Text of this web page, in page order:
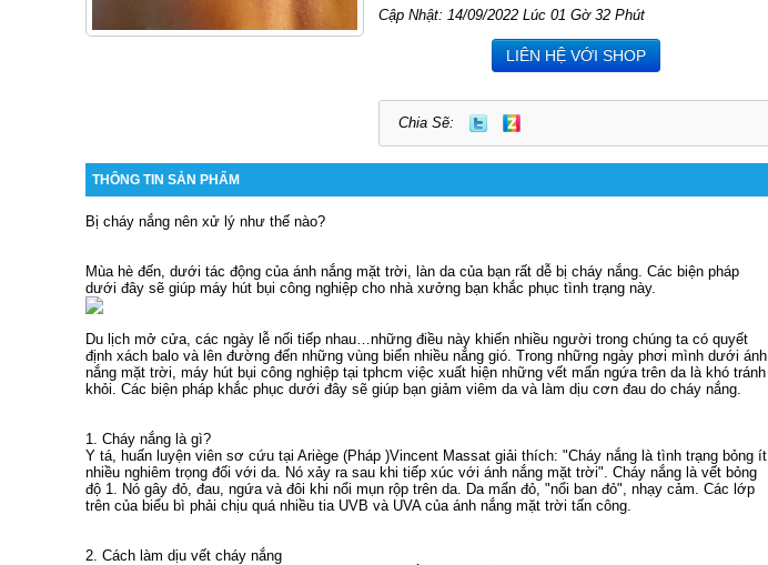
Cập Nhật: 14/09/2022 Lúc 01 Gờ 32 Phút
LIÊN HỆ VỚI SHOP
Chia Sẽ:
THÔNG TIN SẢN PHẨM
Bị cháy nắng nên xử lý như thế nào?
Mùa hè đến, dưới tác động của ánh nắng mặt trời, làn da của bạn rất dễ bị cháy nắng. Các biện pháp
dưới đây sẽ giúp máy hút bụi công nghiệp cho nhà xưởng bạn khắc phục tình trạng này.
Du lịch mở cửa, các ngày lễ nối tiếp nhau…những điều này khiến nhiều người trong chúng ta có quyết
định xách balo và lên đường đến những vùng biển nhiều nắng gió. Trong những ngày phơi mình dưới ánh
nắng mặt trời, máy hút bụi công nghiệp tại tphcm việc xuất hiện những vết mẩn ngứa trên da là khó tránh
khỏi. Các biện pháp khắc phục dưới đây sẽ giúp bạn giảm viêm da và làm dịu cơn đau do cháy nắng.
1. Cháy nắng là gì?
Y tá, huấn luyện viên sơ cứu tại Ariège (Pháp )Vincent Massat giải thích: "Cháy nắng là tình trạng bỏng ít
nhiều nghiêm trọng đối với da. Nó xảy ra sau khi tiếp xúc với ánh nắng mặt trời". Cháy nắng là vết bỏng
độ 1. Nó gây đỏ, đau, ngứa và đôi khi nổi mụn rộp trên da. Da mẩn đỏ, "nổi ban đỏ", nhạy cảm. Các lớp
trên của biểu bì phải chịu quá nhiều tia UVB và UVA của ánh nắng mặt trời tấn công.
2. Cách làm dịu vết cháy nắng